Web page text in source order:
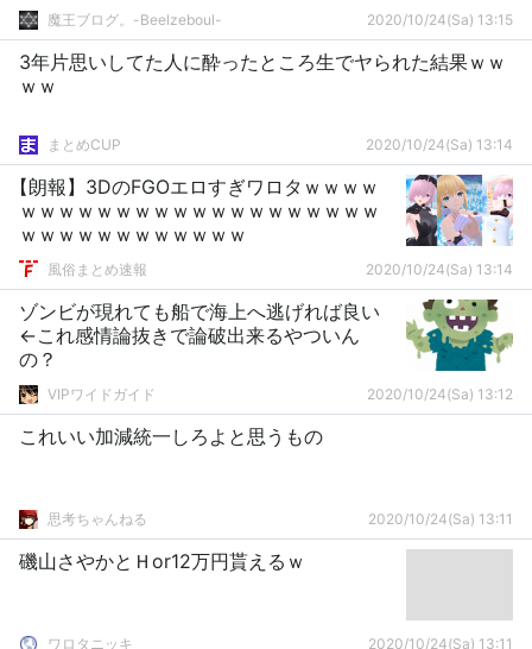
魔王ブログ。-Beelzeboul- 2020/10/24(Sa) 13:15
3年片思いしてた人に酔ったところ生でヤられた結果ｗｗ
ｗｗ
まとめCUP 2020/10/24(Sa) 13:14
【朗報】3DのFGOエロすぎワロタｗｗｗｗ
ｗｗｗｗｗｗｗｗｗｗｗｗｗｗｗｗｗｗｗ
ｗｗｗｗｗｗｗｗｗｗｗｗ
風俗まとめ速報 2020/10/24(Sa) 13:14
ゾンビが現れても船で海上へ逃げれば良い
←これ感情論抜きで論破出来るやついん
の？
VIPワイドガイド 2020/10/24(Sa) 13:12
これいい加減統一しろよと思うもの
思考ちゃんねる 2020/10/24(Sa) 13:11
磯山さやかとＨor12万円貰えるｗ
ワロタニッキ 2020/10/24(Sa) 13:11